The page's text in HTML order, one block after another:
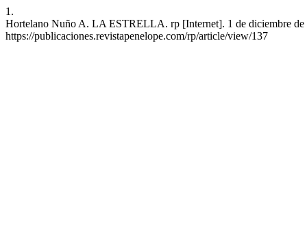
1.
Hortelano Nuño A. LA ESTRELLA. rp [Internet]. 1 de diciembre de
https://publicaciones.revistapenelope.com/rp/article/view/137